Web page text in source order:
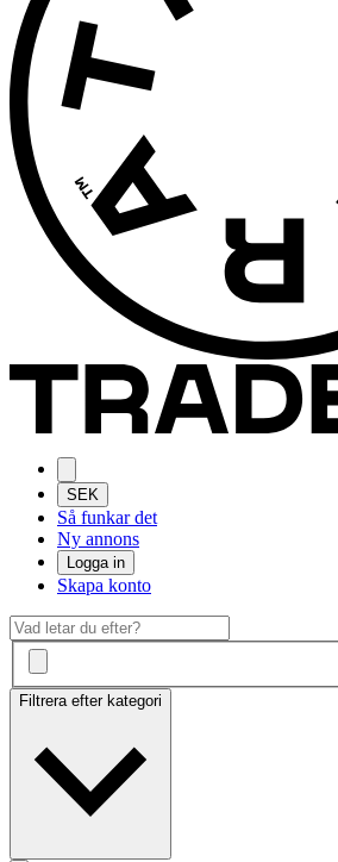
SEK
Så funkar det
Ny annons
Logga in
Skapa konto
Filtrera efter kategori